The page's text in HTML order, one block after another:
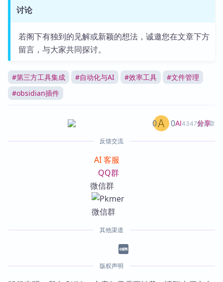
讨论
若阁下有独到的见解或新颖的想法，诚邀您在文章下方
留言，与大家共同探讨。
#第三方工具集成 #自动化与AI #效率工具 #文件管理
#obsidian插件
AI4347篇文章
0 0 分享
反馈交流
AI 客服
QQ群
微信群
其他渠道
版权声明